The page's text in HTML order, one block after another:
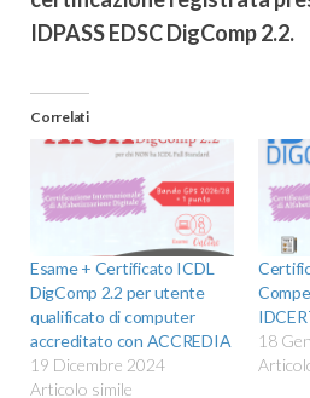
IDPASS EDSC DigComp 2.2.
Correlati
Esame + Certificato ICDL
DigComp 2.2 per utente
qualificato di computer
accreditato con ACCREDIA
19 Dicembre 2024
Articolo simile
18